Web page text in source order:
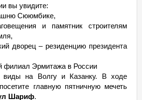
вы увидите:
Сююмбике,
и памятник строителям
дворец – резиденцию президента
филиал Эрмитажа в России
виды на Волгу и Казанку. В ходе
главную пятничную мечеть
Шариф.